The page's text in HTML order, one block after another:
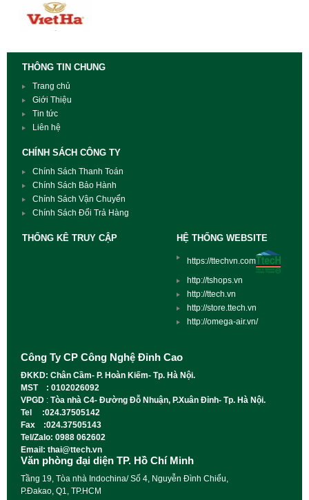
THÔNG TIN CHUNG
Trang chủ
Giới Thiệu
Tin tức
Liên hệ
CHÍNH SÁCH CÔNG TY
Chính Sách Thanh Toán
Chính Sách Bảo Hành
Chính Sách Vận Chuyển
Chính Sách Đổi Trả Hàng
THỐNG KÊ TRUY CẬP HỆ THỐNG WEBSITE
https://ttechvn.com
http://tshops.vn
http://ttech.vn
http://store.ttech.vn
http://omega-air.vn/
Công Ty CP Công Nghệ Đỉnh Cao
ĐKKD: Chân Cầm- P. Hoàn Kiếm- Tp. Hà Nội.
MST : 0102026092
VPGD : Tòa nhà C4- Đường Đỗ Nhuận, P.Xuân Đỉnh- Tp. Hà Nội.
Tel :024.37505142
Fax :024.37505143
Tel/Zalo: 0988 062602
Email: thai@ttech.vn
Văn phòng đại diện TP. Hồ Chí Minh
Tầng 19, Tòa nhà Indochina/ Số 4, Nguyễn Đình Chiểu,
P.Đakao, Q1, TP.HCM